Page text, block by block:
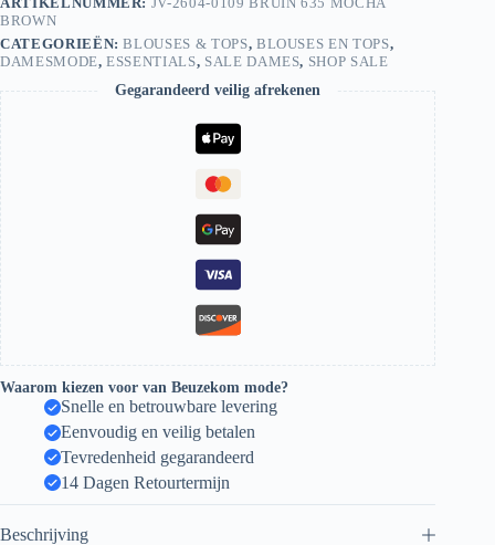
BROWN
CATEGORIEËN:BLOUSES & TOPS, BLOUSES EN TOPS,
DAMESMODE,ESSENTIALS, SALE DAMES, SHOP SALE
Gegarandeerd veilig afrekenen
Waarom kiezen voor van Beuzekom mode?
Snelle en betrouwbare levering
Eenvoudig en veilig betalen
Tevredenheid gegarandeerd
14 Dagen Retourtermijn
Beschrijving